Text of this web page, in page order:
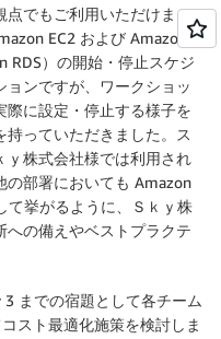
でもご利用いただけま
EC2 および Amazon
RDS）の開始・停止スケジ
ョンですが、ワークショッ
際に設定・停止する様子を
持っていただきました。ス
ｙ株式会社様では利用され
の部署においても Amazon
て挙がるように、Ｓｋｙ株
の備えやベストプラクテ
までの宿題として各チーム
スト最適化施策を検討しま